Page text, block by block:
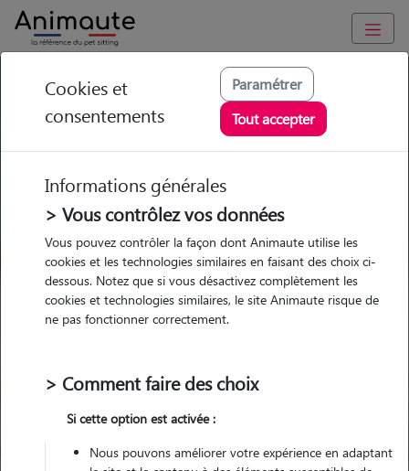
GARDE ANIMAUX à Marvejols : Garde chien et chat en famille
ou à domicile, visites et promenades
Trouvez une garde animaux à
Marvejols
Parmi nos 4 pet-sitters à Marvejols
Garde
chez le Pet Sitter
Garde
chez le Pet Sitter
Cookies et
consentements
Paramétrer
Tout accepter
Informations générales
> Vous contrôlez vos données
Vous pouvez contrôler la façon dont Animaute utilise les
cookies et les technologies similaires en faisant des choix ci-
dessous. Notez que si vous désactivez complètement les
cookies et technologies similaires, le site Animaute risque de
ne pas fonctionner correctement.
> Comment faire des choix
Si cette option est activée :
Nous pouvons améliorer votre expérience en adaptant